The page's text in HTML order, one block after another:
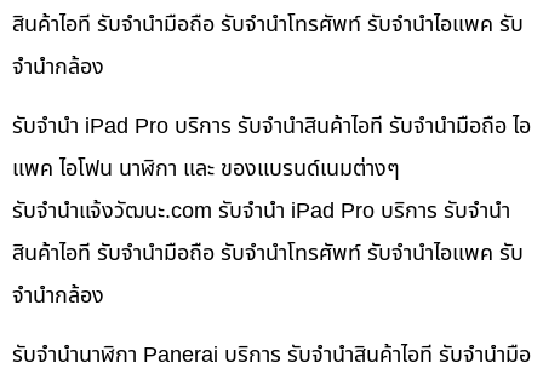
สินค้าไอที รับจำนำมือถือ รับจำนำโทรศัพท์ รับจำนำไอแพค รับ
จำนำกล้อง
รับจำนำ iPad Pro บริการ รับจำนำสินค้าไอที รับจำนำมือถือ ไอ
แพค ไอโฟน นาฬิกา และ ของแบรนด์เนมต่างๆ
รับจํานําแจ้งวัฒนะ.com รับจำนำ iPad Pro บริการ รับจำนำ
สินค้าไอที รับจำนำมือถือ รับจำนำโทรศัพท์ รับจำนำไอแพค รับ
จำนำกล้อง
รับจำนำนาฬิกา Panerai บริการ รับจำนำสินค้าไอที รับจำนำมือ